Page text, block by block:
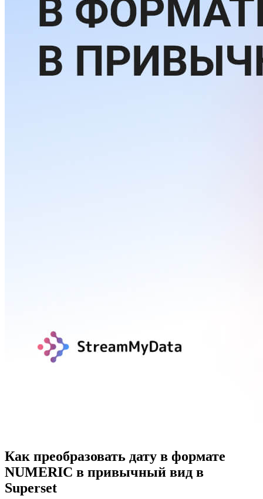
Как преобразовать дату в формате
NUMERIC в привычный вид в
Superset